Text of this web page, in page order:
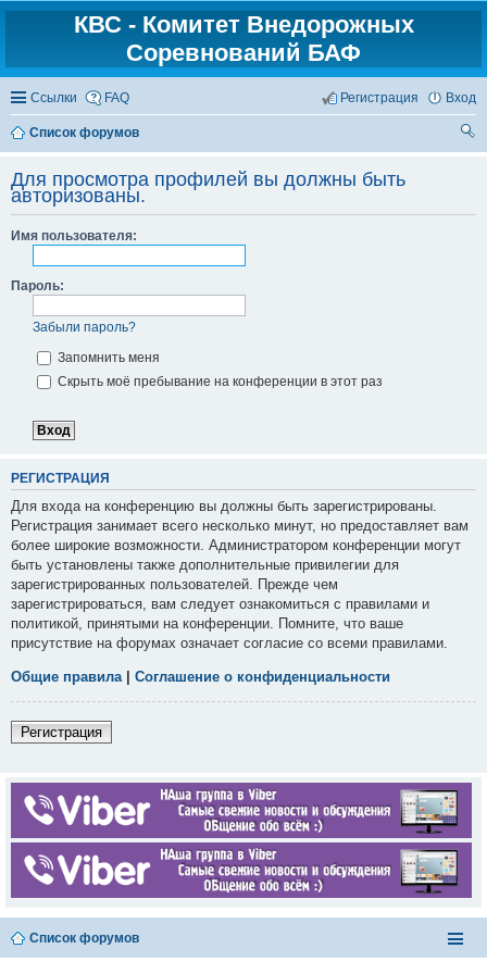
КВС - Комитет Внедорожных
Соревнований БАФ
Ссылки FAQ Вход
Регистрация
Список форумов
Для просмотра профилей вы должны быть
авторизованы.
Имя пользователя:
Пароль:
Забыли пароль?
Запомнить меня
Скрыть моё пребывание на конференции в этот раз
РЕГИСТРАЦИЯ
Для входа на конференцию вы должны быть зарегистрированы.
Регистрация занимает всего несколько минут, но предоставляет вам
более широкие возможности. Администратором конференции могут
быть установлены также дополнительные привилегии для
зарегистрированных пользователей. Прежде чем
зарегистрироваться, вам следует ознакомиться с правилами и
политикой, принятыми на конференции. Помните, что ваше
присутствие на форумах означает согласие со всеми правилами.
Общие правила| Соглашение о конфиденциальности
Регистрация
Список форумов